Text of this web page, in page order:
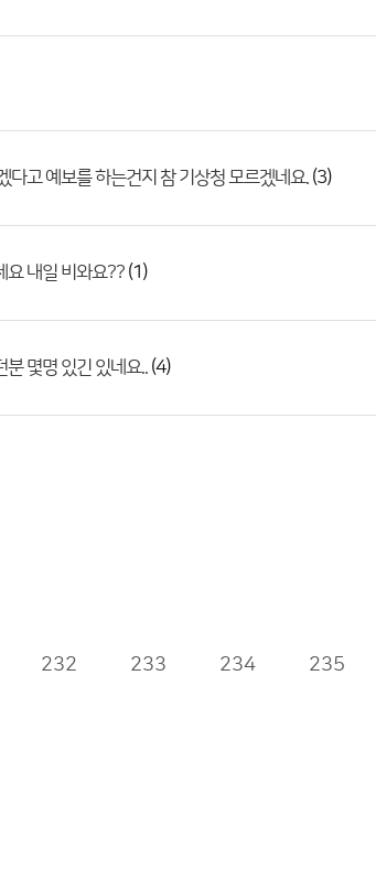
다고 예보를 하는건지 참 기상청 모르겠네요. (3)
요 내일 비와요?? (1)
몇명 있긴 있네요.. (4)
232 233 234 235